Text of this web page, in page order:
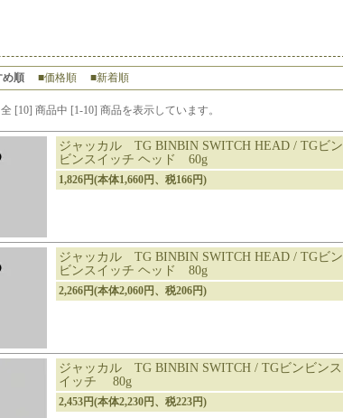
め順 ■価格順 ■新着順
全 [10] 商品中 [1-10] 商品を表示しています。
ジャッカル TG BINBIN SWITCH HEAD / TGビン
ビンスイッチ ヘッド 60g
1,826円(本体1,660円、税166円)
ジャッカル TG BINBIN SWITCH HEAD / TGビン
ビンスイッチ ヘッド 80g
2,266円(本体2,060円、税206円)
ジャッカル TG BINBIN SWITCH / TGビンビンス
イッチ 80g
2,453円(本体2,230円、税223円)